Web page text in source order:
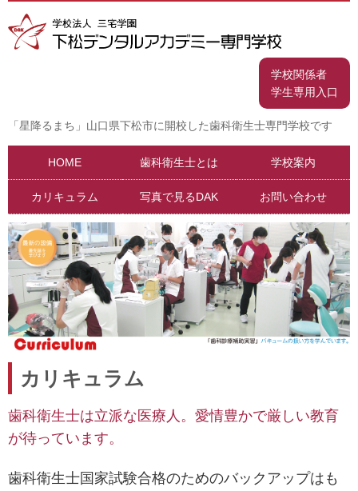
学校関係者
学生専用入口
「星降るまち」山口県下松市に開校した歯科衛生士専門学校です
HOME 歯科衛生士とは 学校案内
カリキュラム 写真で見るDAK お問い合わせ
カリキュラム
歯科衛生士は立派な医療人。愛情豊かで厳しい教育
が待っています。
歯科衛生士国家試験合格のためのバックアップはも